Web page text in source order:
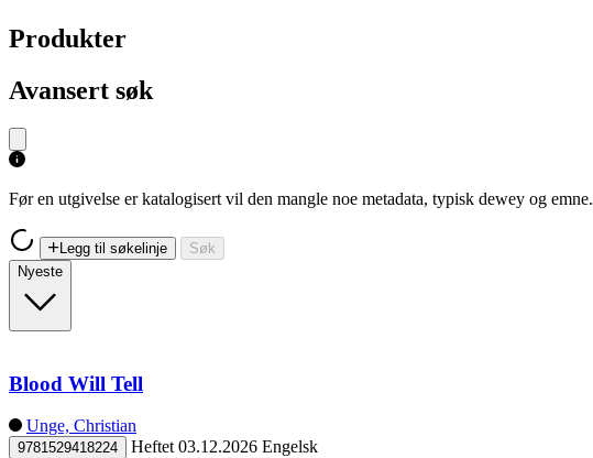
Produkter
Avansert søk
Før en utgivelse er katalogisert vil den mangle noe metadata, typisk dewey og emne.
Legg til søkelinje
Søk
Nyeste
Blood Will Tell
Unge, Christian
9781529418224 Heftet 03.12.2026 Engelsk